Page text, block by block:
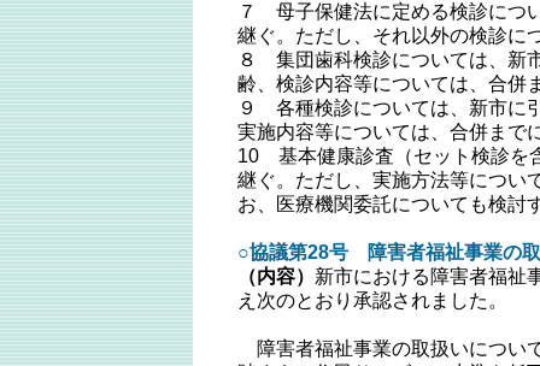
７ 母子保健法に定める検診につ
継ぐ。ただし、それ以外の検診に
８ 集団歯科検診については、新
齢、検診内容等については、合併
９ 各種検診については、新市に
実施内容等については、合併まで
10 基本健康診査（セット検診を
継ぐ。ただし、実施方法等につい
お、医療機関委託についても検討
○協議第28号 障害者福祉事業の
（内容） 新市における障害者福祉
え次のとおり承認されました。
障害者福祉事業の取扱いについ